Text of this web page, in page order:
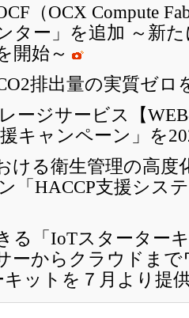
（OCX Compute
ター」を追加 ～新
開始～
排出量の実質ゼロ
ージサービス【
キャンペーン」を
ける衛生管理の高
「HACCP支援シス
る「IoTスターター
ーからクラウドま
ットを７月より提